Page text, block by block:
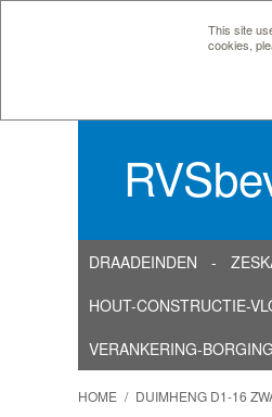
This site
cookies,
DRAADEINDEN
HOUT-CONSTRUCTIE-
VERANKERING-BORGING
HOME / DUIMHENG D1-16